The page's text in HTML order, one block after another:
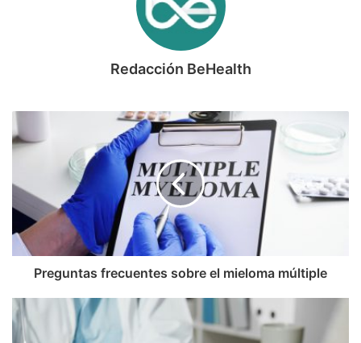
Redacción BeHealth
Preguntas frecuentes sobre el mieloma múltiple